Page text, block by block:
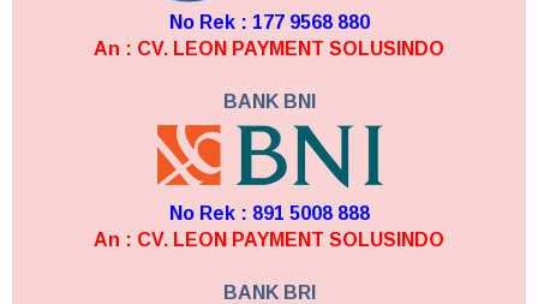
No Rek : 177 9568 880
An : CV. LEON PAYMENT SOLUSINDO
BANK BNI
No Rek : 891 5008 888
An : CV. LEON PAYMENT SOLUSINDO
BANK BRI